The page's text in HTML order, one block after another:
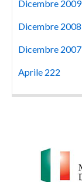
Dicembre 2009
Dicembre 2008
Dicembre 2007
Aprile 222